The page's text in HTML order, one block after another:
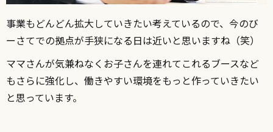
事業もどんどん拡大していきたい考えているので、今のび
ーさてでの拠点が手狭になる日は近いと思いますね（笑）
ママさんが気兼ねなくお子さんを連れてこれるブースなど
もさらに強化し、働きやすい環境をもっと作っていきたい
と思っています。